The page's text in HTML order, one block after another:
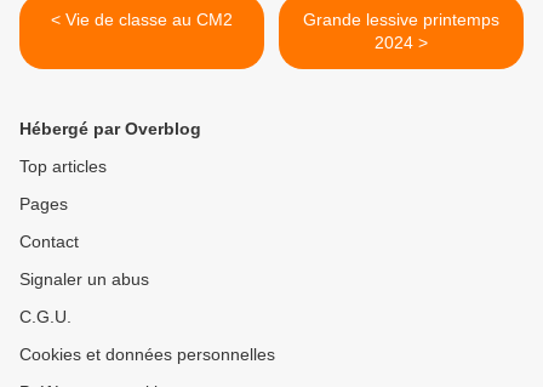
< Vie de classe au CM2
Grande lessive printemps
2024 >
Hébergé par Overblog
Top articles
Pages
Contact
Signaler un abus
C.G.U.
Cookies et données personnelles